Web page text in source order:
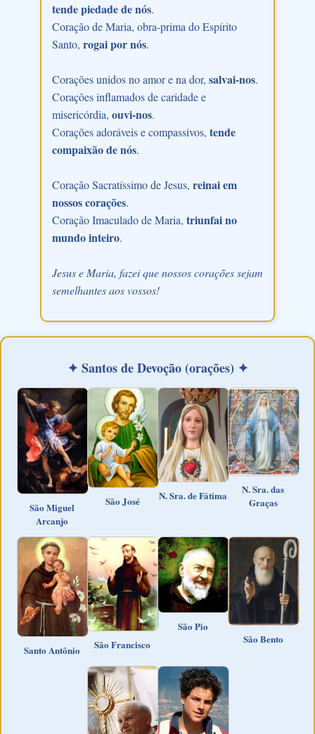
tende piedade de nós.
Coração de Maria, obra-prima do Espírito
Santo, rogai por nós.
Corações unidos no amor e na dor, salvai-nos.
Corações inflamados de caridade e
misericórdia, ouvi-nos.
Corações adoráveis e compassivos, tende
compaixão de nós.
Coração Sacratíssimo de Jesus, reinai em
nossos corações.
Coração Imaculado de Maria, triunfai no
mundo inteiro.
Jesus e Maria, fazei que nossos corações sejam
semelhantes aos vossos!
✦ Santos de Devoção (orações) ✦
São Miguel
Arcanjo
São José N. Sra. de Fátima
N. Sra. das
Graças
Santo Antônio São Francisco
São Pio
São Bento